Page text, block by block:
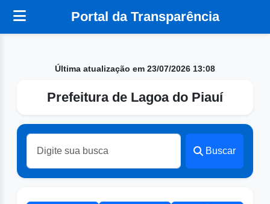
Portal da Transparência
Última atualização em 23/07/2026 13:08
Prefeitura de Lagoa do Piauí
Buscar